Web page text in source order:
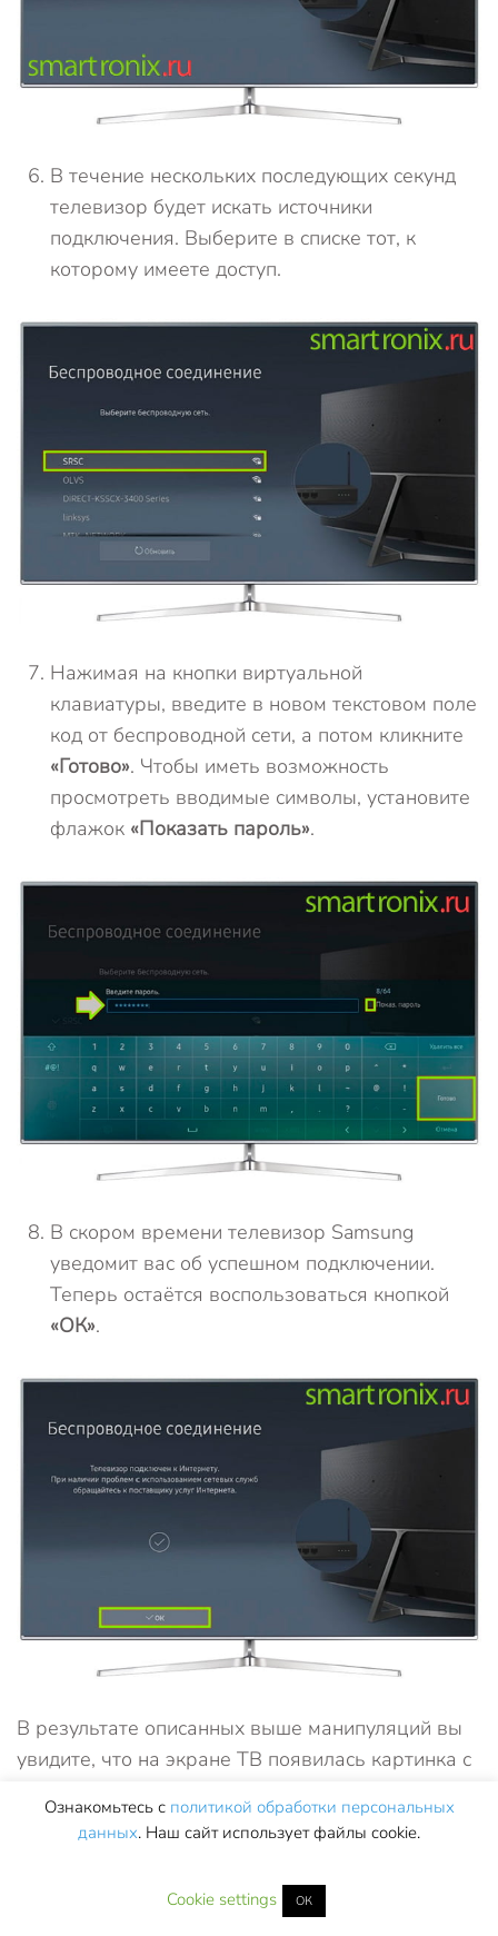
В течение нескольких последующих секунд
телевизор будет искать источники
подключения. Выберите в списке тот, к
которому имеете доступ.
Нажимая на кнопки виртуальной
клавиатуры, введите в новом текстовом поле
код от беспроводной сети, а потом кликните
«Готово». Чтобы иметь возможность
просмотреть вводимые символы, установите
флажок «Показать пароль».
В скором времени телевизор Samsung
уведомит вас об успешном подключении.
Теперь остаётся воспользоваться кнопкой
«ОК».
В результате описанных выше манипуляций вы
увидите, что на экране ТВ появилась картинка с
дублировать экран телефона на телевизор
видеоигры или смотреть медиафайлы на
широком мониторе. В качестве недостатков
Ознакомьтесь с политикой обработки персональных
данных. Наш сайт использует файлы cookie.
Cookie settings ОК